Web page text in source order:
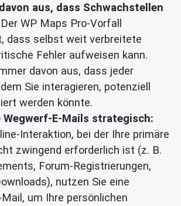
aus, dass Schwachstellen
Der WP Maps Pro-Vorfall
dass selbst weit verbreitete
Fehler aufweisen kann.
davon aus, dass jeder
Sie interagieren, potenziell
werden könnte.
Wegwerf-E-Mails strategisch:
Interaktion, bei der Ihre primäre
zwingend erforderlich ist (z. B.
Forum-Registrierungen,
nutzen Sie eine
um Ihre persönlichen